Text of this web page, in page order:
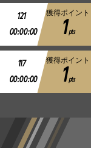
121
00:00:00
獲得ポイント
1pts
117
00:00:00
獲得ポイント
1pts